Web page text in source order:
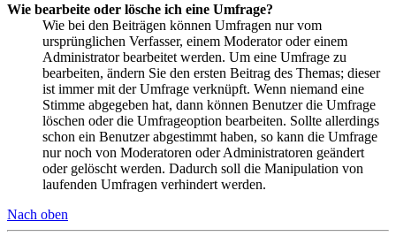
Wie bearbeite oder lösche ich eine Umfrage?
Wie bei den Beiträgen können Umfragen nur vom
ursprünglichen Verfasser, einem Moderator oder einem
Administrator bearbeitet werden. Um eine Umfrage zu
bearbeiten, ändern Sie den ersten Beitrag des Themas; dieser
ist immer mit der Umfrage verknüpft. Wenn niemand eine
Stimme abgegeben hat, dann können Benutzer die Umfrage
löschen oder die Umfrageoption bearbeiten. Sollte allerdings
schon ein Benutzer abgestimmt haben, so kann die Umfrage
nur noch von Moderatoren oder Administratoren geändert
oder gelöscht werden. Dadurch soll die Manipulation von
laufenden Umfragen verhindert werden.
Nach oben